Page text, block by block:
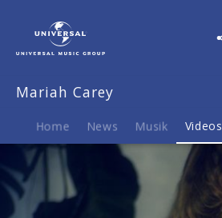
Video
You're
(Eternal)
(Remix
Trey
Songz)
Mariah Carey
Home News Musik Videos